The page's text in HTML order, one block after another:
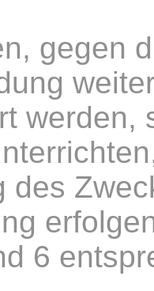
gegen
werden,
des
6